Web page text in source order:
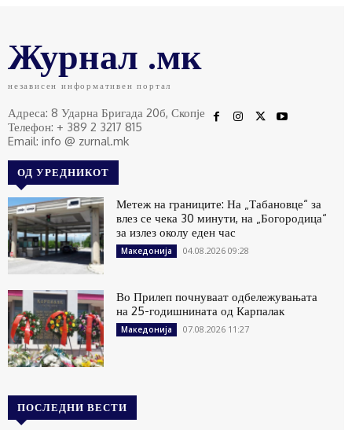
Журнал .мк
независен информативен портал
Адреса: 8 Ударна Бригада 20б, Скопје
Телефон: + 389 2 3217 815
Email: info @ zurnal.mk
ОД УРЕДНИКОТ
Метеж на границите: На „Табановце“ за
влез се чека 30 минути, на „Богородица“
за излез околу еден час
Македонија 04.08.2026 09:28
Во Прилеп почнуваат одбележувањата
на 25-годишнината од Карпалак
Македонија 07.08.2026 11:27
ПОСЛЕДНИ ВЕСТИ